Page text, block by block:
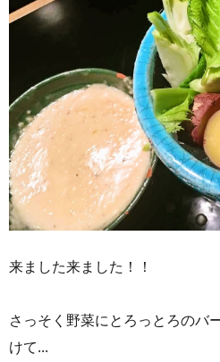
来ました来ました！！
さっそく野菜にとろっとろのバ
けて...